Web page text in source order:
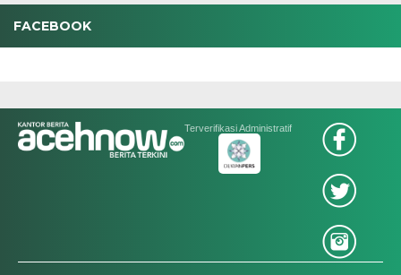
FACEBOOK
Terverifikasi Administratif